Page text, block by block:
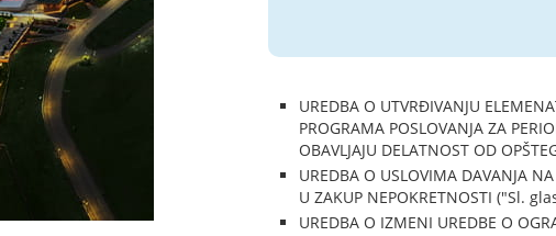
UREDBA O UTVRĐIVANJU
PROGRAMA POSLOVANJA ZA
OBAVLJAJU DELATNOST OD
UREDBA O USLOVIMA DAVANJA
U ZAKUP NEPOKRETNOSTI ("Sl.
UREDBA O IZMENI UREDBE O